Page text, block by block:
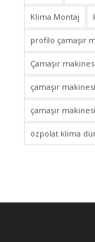
Klima Montaj
profilo çamaşır
Çamaşır
çamaşır
çamaşır
özpolat klima